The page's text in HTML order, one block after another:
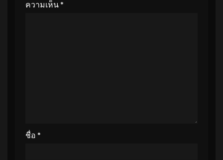
ความเห็น*
ชื่อ *